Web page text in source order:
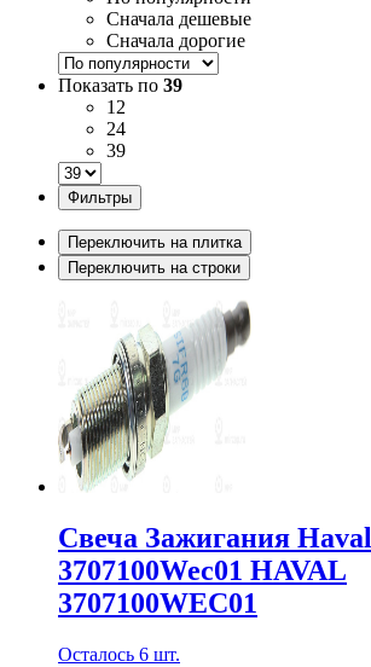
Сначала дешевые
Сначала дорогие
Показать по 39
12
24
39
Фильтры
Переключить на плитка
Переключить на строки
Свеча Зажигания Haval
3707100Wec01 HAVAL
3707100WEC01
Осталось 6 шт.